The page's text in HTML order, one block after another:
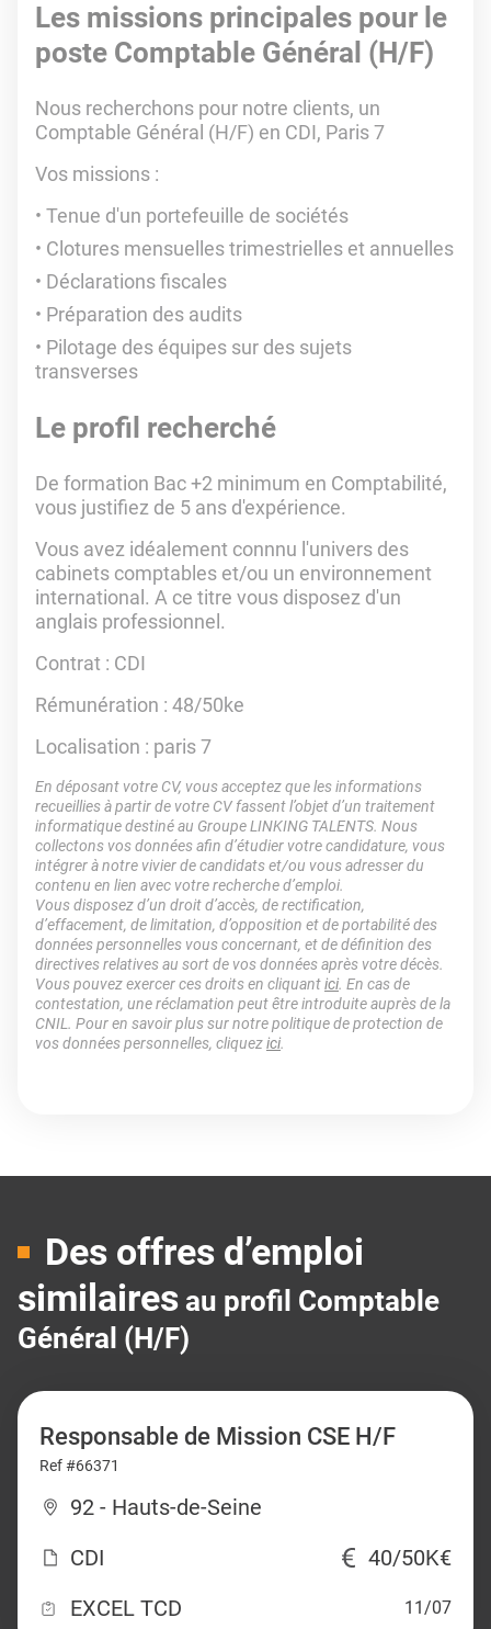
Les missions principales pour le
poste Comptable Général (H/F)
Nous recherchons pour notre clients, un
Comptable Général (H/F) en CDI, Paris 7
Vos missions :
Tenue d'un portefeuille de sociétés
Clotures mensuelles trimestrielles et annuelles
Déclarations fiscales
Préparation des audits
Pilotage des équipes sur des sujets
transverses
Le profil recherché
De formation Bac +2 minimum en Comptabilité,
vous justifiez de 5 ans d'expérience.
Vous avez idéalement connnu l'univers des
cabinets comptables et/ou un environnement
international. A ce titre vous disposez d'un
anglais professionnel.
Contrat : CDI
Rémunération : 48/50ke
Localisation : paris 7
En déposant votre CV, vous acceptez que les informations
recueillies à partir de votre CV fassent l’objet d’un traitement
informatique destiné au Groupe LINKING TALENTS. Nous
collectons vos données afin d’étudier votre candidature, vous
intégrer à notre vivier de candidats et/ou vous adresser du
contenu en lien avec votre recherche d’emploi.
Vous disposez d’un droit d’accès, de rectification,
d’effacement, de limitation, d’opposition et de portabilité des
données personnelles vous concernant, et de définition des
directives relatives au sort de vos données après votre décès.
Vous pouvez exercer ces droits en cliquantici. En cas de
contestation, une réclamation peut être introduite auprès de la
CNIL. Pour en savoir plus sur notre politique de protection de
vos données personnelles, cliquezici.
Des offres d’emploi
similaires au profil Comptable
Général (H/F)
Responsable de Mission CSE H/F
Ref #66371
92 - Hauts-de-Seine
CDI
40/50K€
EXCEL TCD
11/07